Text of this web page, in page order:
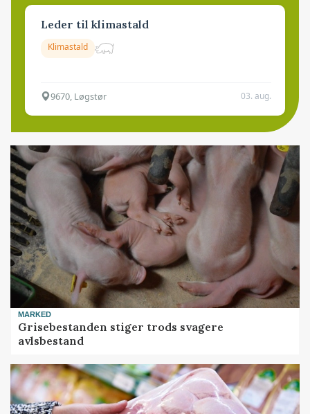
Leder til klimastald
Klimastald
9670, Løgstør 03. aug.
MARKED
Grisebestanden stiger trods svagere
avlsbestand